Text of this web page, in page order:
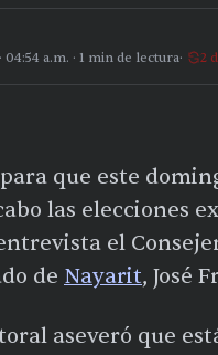
· 04:54 a.m. · 1 min de lectura 2
que este
las elecciones
entrevista el
de Nayarit, José
aseveró que